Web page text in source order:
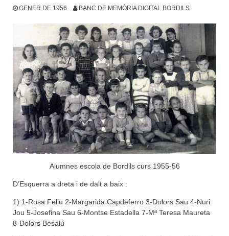
GENER DE 1956 BANC DE MEMÒRIA DIGITAL BORDILS
Alumnes escola de Bordils curs 1955-56
D’Esquerra a dreta i de dalt a baix :
1) 1-Rosa Feliu 2-Margarida Capdeferro 3-Dolors Sau 4-Nuri
Jou 5-Josefina Sau 6-Montse Estadella 7-Mª Teresa Maureta
8-Dolors Besalú